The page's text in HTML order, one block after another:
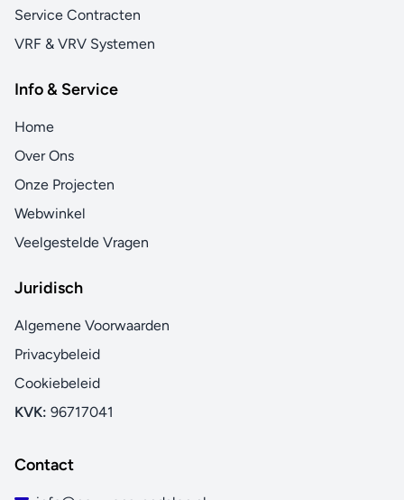
Service Contracten
VRF & VRV Systemen
Info & Service
Home
Over Ons
Onze Projecten
Webwinkel
Veelgestelde Vragen
Juridisch
Algemene Voorwaarden
Privacybeleid
Cookiebeleid
KVK: 96717041
Contact